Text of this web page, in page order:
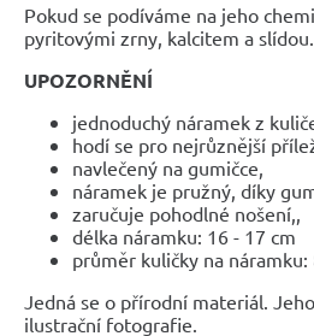
Pokud se podíváme na jeho
pyritovými zrny, kalcitem a slídou.
UPOZORNĚNÍ
jednoduchý náramek z
hodí se pro nejrůznější
navlečený na gumičce,
náramek je pružný, díky
zaručuje pohodlné nošení,,
délka náramku: 16 - 17 cm
průměr kuličky na náramku:
Jedná se o přírodní materiál.
ilustrační fotografie.